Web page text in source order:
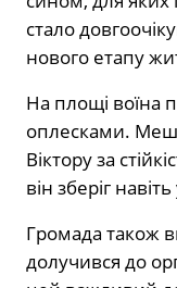
стало
нового етапу
На площі воїна
оплесками.
Віктору за
він зберіг
Громада також
долучився до